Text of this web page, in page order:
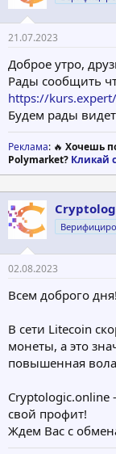
21.07.2023
Доброе утро,
Рады сообщить
https://kurs.expert/
Будем рады
Реклама: 🔥 Хочешь
Polymarket? Кликай
02.08.2023
Всем доброго дня!
В сети Litecoin
монеты, а это
повышенная
Cryptologic.online
свой профит!
Ждем Вас с